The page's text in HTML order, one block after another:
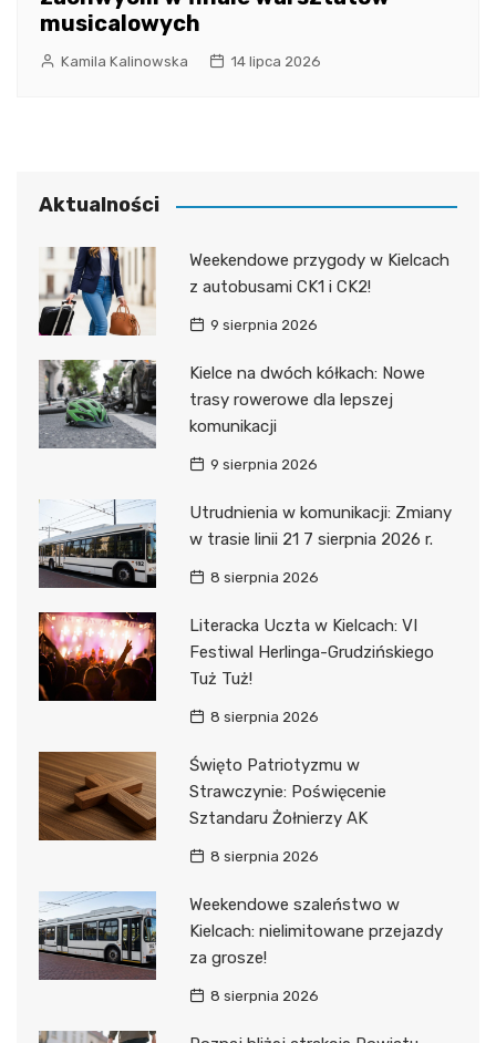
musicalowych
Kamila Kalinowska 14 lipca 2026
Aktualności
Weekendowe przygody w Kielcach
z autobusami CK1 i CK2!
9 sierpnia 2026
Kielce na dwóch kółkach: Nowe
trasy rowerowe dla lepszej
komunikacji
9 sierpnia 2026
Utrudnienia w komunikacji: Zmiany
w trasie linii 21 7 sierpnia 2026 r.
8 sierpnia 2026
Literacka Uczta w Kielcach: VI
Festiwal Herlinga-Grudzińskiego
Tuż Tuż!
8 sierpnia 2026
Święto Patriotyzmu w
Strawczynie: Poświęcenie
Sztandaru Żołnierzy AK
8 sierpnia 2026
Weekendowe szaleństwo w
Kielcach: nielimitowane przejazdy
za grosze!
8 sierpnia 2026